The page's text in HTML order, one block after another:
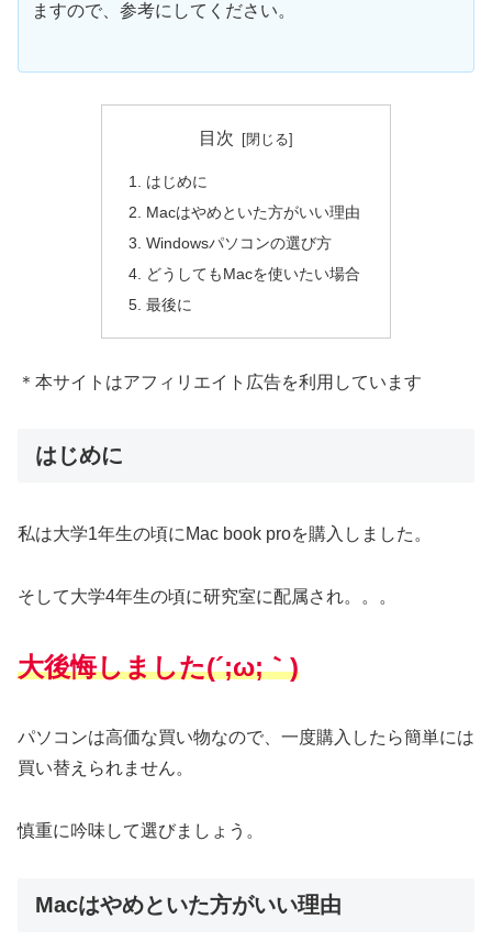
ますので、参考にしてください。
目次
はじめに
Macはやめといた方がいい理由
Windowsパソコンの選び方
どうしてもMacを使いたい場合
最後に
＊本サイトはアフィリエイト広告を利用しています
はじめに
私は大学1年生の頃にMac book proを購入しました。
そして大学4年生の頃に研究室に配属され。。。
大後悔しました(´;ω;｀)
パソコンは高価な買い物なので、一度購入したら簡単には
買い替えられません。
慎重に吟味して選びましょう。
Macはやめといた方がいい理由